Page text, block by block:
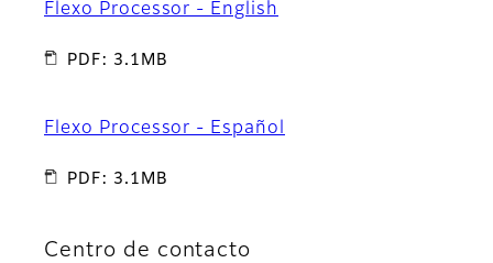
Flexo Processor - English
PDF: 3.1MB
Flexo Processor - Español
PDF: 3.1MB
Centro de contacto